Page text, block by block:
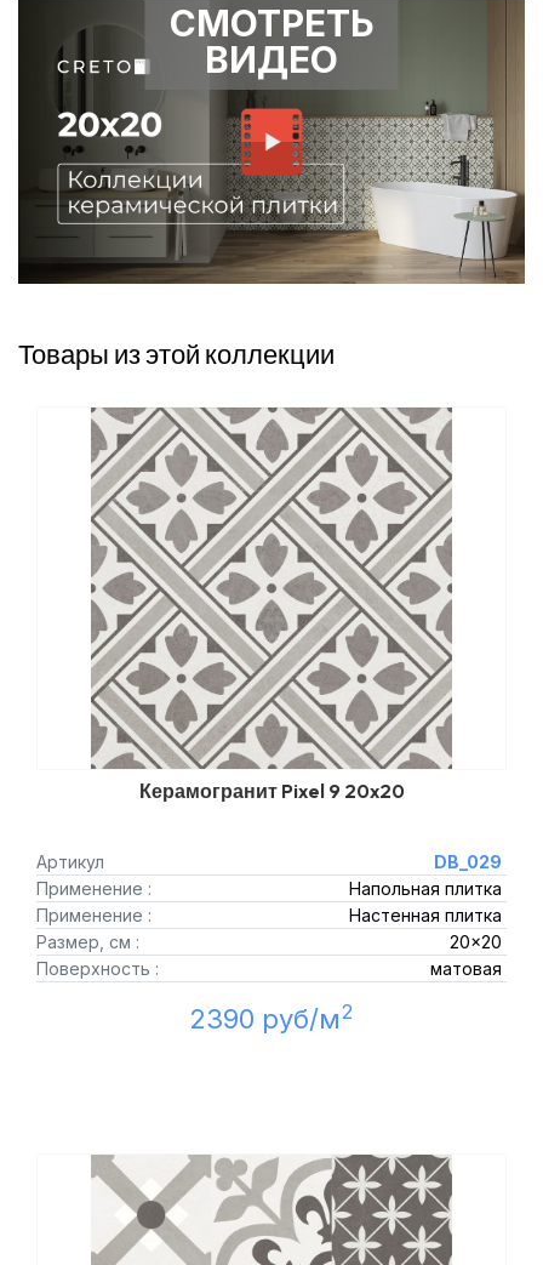
СМОТРЕТЬ
ВИДЕО
Товары из этой коллекции
Керамогранит Pixel 9 20x20
Артикул
DB_029
Применение :
Напольная плитка
Применение :
Настенная плитка
Размер, см :
20x20
Поверхность :
матовая
2390 руб/м2